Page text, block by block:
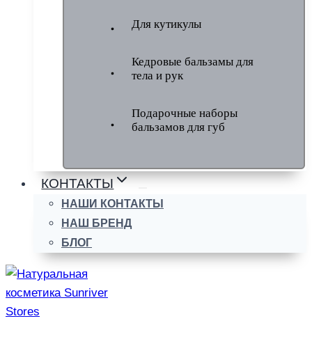
Для кутикулы
Кедровые бальзамы для
тела и рук
Подарочные наборы
бальзамов для губ
КОНТАКТЫ
НАШИ КОНТАКТЫ
НАШ БРЕНД
БЛОГ